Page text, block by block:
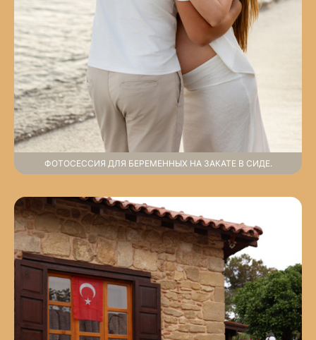
ФОТОСЕССИЯ ДЛЯ БЕРЕМЕННЫХ НА ЗАКАТЕ В СИДЕ.